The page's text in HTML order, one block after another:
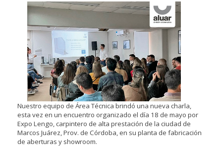
Nuestro equipo de Área Técnica brindó una nueva charla,
esta vez en un encuentro organizado el día 18 de mayo por
Expo Lengo, carpintero de alta prestación de la ciudad de
Marcos Juárez, Prov. de Córdoba, en su planta de fabricación
de aberturas y showroom.